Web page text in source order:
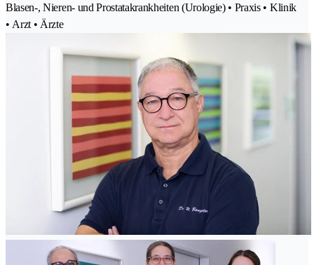
Blasen-, Nieren- und Prostatakrankheiten (Urologie) • Praxis • Klinik
• Arzt • Ärzte